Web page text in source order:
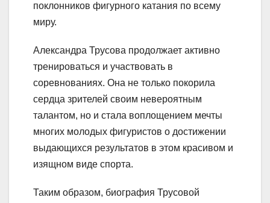
поклонников фигурного катания по всему
миру.
Александра Трусова продолжает активно
тренироваться и участвовать в
соревнованиях. Она не только покорила
сердца зрителей своим невероятным
талантом, но и стала воплощением мечты
многих молодых фигуристов о достижении
выдающихся результатов в этом красивом и
изящном виде спорта.
Таким образом, биография Трусовой